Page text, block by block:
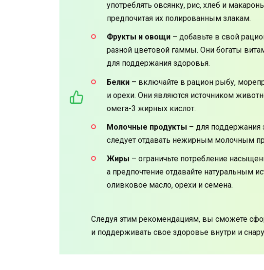
употреблять овсянку, рис, хлеб и
предпочитая их полированным злакам.
Фрукты и овощи – добавьте в свой
разной цветовой гаммы. Они богаты
для поддержания здоровья.
Белки – включайте в рацион рыбу,
и орехи. Они являются источником
омега-3 жирных кислот.
Молочные продукты – для поддержания
следует отдавать нежирным молочным
Жиры – ограничьте потребление
а предпочтение отдавайте натуральным
оливковое масло, орехи и семена.
Следуя этим рекомендациям, вы сможете
и поддерживать свое здоровье внутри и